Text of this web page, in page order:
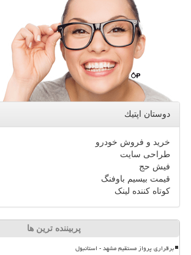
دوستان اپتیك
خرید و فروش خودرو
طراحی سایت
فیش حج
قیمت بیسیم باوفنگ
کوتاه کننده لینک
پربیننده ترین ها
برقراری پرواز مستقیم مشهد - استانبول